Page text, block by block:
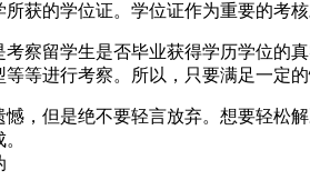
获的学位证。学位证作为重要的考
察留学生是否毕业获得学历学位的
等进行考察。所以，只要满足一定
，但是绝不要轻言放弃。想要轻松